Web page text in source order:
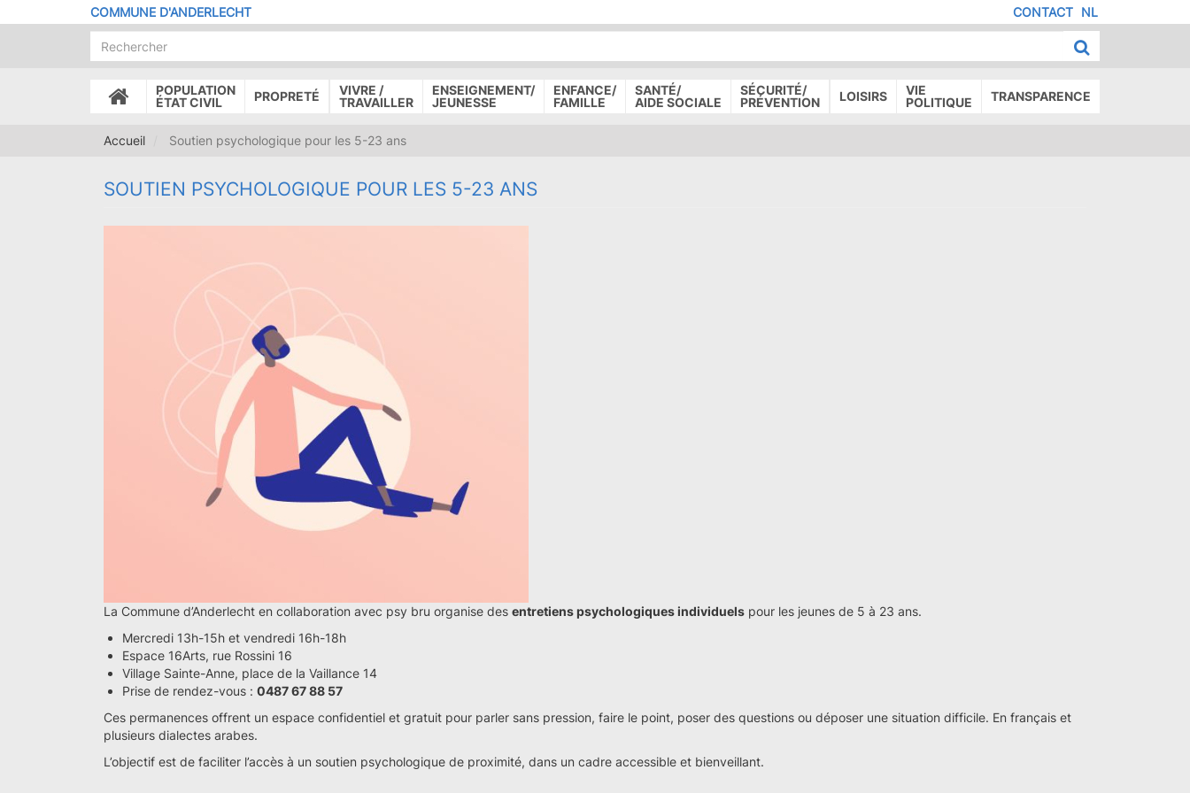
au
COMMUNE D'ANDERLECHT NL
MENU
DE
PAGE
CONTACT
ACCUEIL
POPULATION
ÉTAT CIVIL
PROPRETÉ
VIVRE /
TRAVAILLER
ENSEIGNEMENT/
JEUNESSE
ENFANCE/
FAMILLE
SANTÉ/
AIDE SOCIALE
SÉCURITÉ/
PRÉVENTION
LOISIRS
VIE
POLITIQUE
TRANSPARENCE
Accueil Soutien psychologique pour les 5-23 ans
SOUTIEN PSYCHOLOGIQUE POUR LES 5-23 ANS
La Commune d’Anderlecht en collaboration avec psy bru organise des entretiens psychologiques individuels pour les jeunes de 5 à 23 ans.
Mercredi 13h-15h et vendredi 16h-18h
Espace 16Arts, rue Rossini 16
Village Sainte-Anne, place de la Vaillance 14
Prise de rendez-vous : 0487 67 88 57
Ces permanences offrent un espace confidentiel et gratuit pour parler sans pression, faire le point, poser des questions ou déposer une situation difficile. En français et
plusieurs dialectes arabes.
L’objectif est de faciliter l’accès à un soutien psychologique de proximité, dans un cadre accessible et bienveillant.